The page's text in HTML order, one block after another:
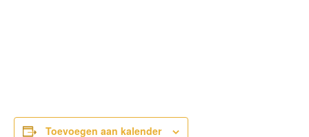
Toevoegen aan kalender